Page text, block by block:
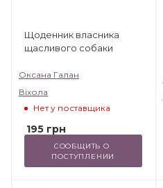
Щоденник власника
щасливого собаки
Оксана Галан
Віхола
Нет у поставщика
195 грн
СООБЩИТЬ О
ПОСТУПЛЕНИИ